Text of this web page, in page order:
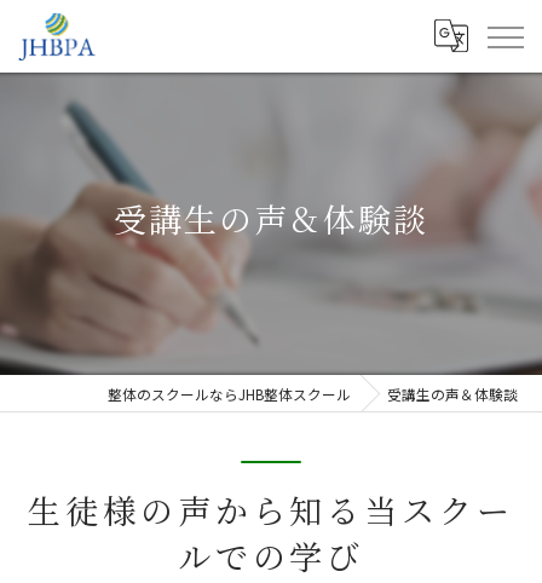
受講生の声＆体験談
整体のスクールならJHB整体スクール 受講生の声＆体験談
生徒様の声から知る当スクー
ルでの学び